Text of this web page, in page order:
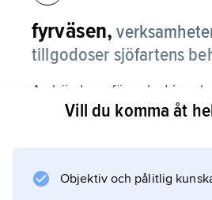
fyrväsen,
tillgodoser sjöfartens
Av hävd uppför och driver
som gör en rimligt säker
dit. Den äldsta fyrplatsen i
Vill du komma åt
Objektiv och pålitlig